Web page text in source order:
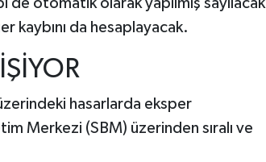
kaybını da hesaplayacak.
hasarlarda eksper
Merkezi (SBM) üzerinden sıralı ve